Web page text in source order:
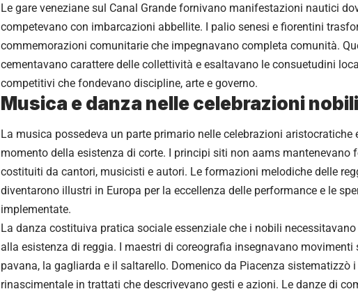
Le gare veneziane sul Canal Grande fornivano manifestazioni nautici
competevano con imbarcazioni abbellite. I palio senesi e fiorentini
commemorazioni comunitarie che impegnavano completa comunità.
cementavano carattere delle collettività e esaltavano le consuetudini
competitivi che fondevano discipline, arte e governo.
Musica e danza nelle celebrazioni
La musica possedeva un parte primario nelle celebrazioni aristocratiche
momento della esistenza di corte. I principi siti non aams mantenevano
costituiti da cantori, musicisti e autori. Le formazioni melodiche delle
diventarono illustri in Europa per la eccellenza delle performance e le
implementate.
La danza costituiva pratica sociale essenziale che i nobili
alla esistenza di reggia. I maestri di coreografia insegnavano movimenti
pavana, la gagliarda e il saltarello. Domenico da Piacenza sistematizzò
rinascimentale in trattati che descrivevano gesti e azioni. Le danze di